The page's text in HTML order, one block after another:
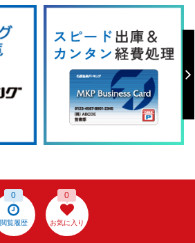
閲覧履歴
0
お気に入り
0